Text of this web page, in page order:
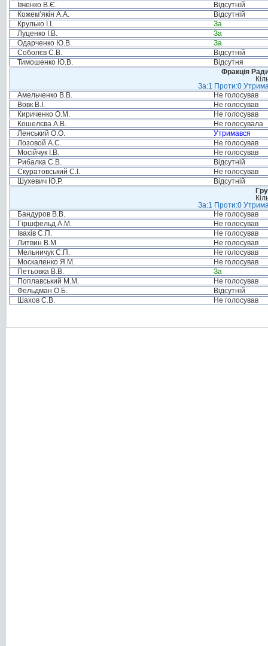
Івченко В.Є.
Відсутній
Кожем’якін А.А.
Відсутній
Крулько І.І.
За
Луценко І.В.
За
Одарченко Ю.В.
За
Соболєв С.В.
Відсутній
Тимошенко Ю.В.
Відсутня
Фракція
За:1 Проти:0
Амельченко В.В.
Не голосував
Вовк В.І.
Не голосував
Кириченко О.М.
Не голосував
Кошелєва А.В.
Не голосувала
Ленський О.О.
Утримався
Лозовой А.С.
Не голосував
Мосійчук І.В.
Не голосував
Рибалка С.В.
Відсутній
Скуратовський С.І.
Не голосував
Шухевич Ю.Р.
Відсутній
За:1 Проти:0
Бандуров В.В.
Не голосував
Гіршфельд А.М.
Не голосував
Івахів С.П.
Не голосував
Литвин В.М.
Не голосував
Мельничук С.П.
Не голосував
Москаленко Я.М.
Не голосував
Петьовка В.В.
За
Поплавський М.М.
Не голосував
Фельдман О.Б.
Відсутній
Шахов С.В.
Не голосував